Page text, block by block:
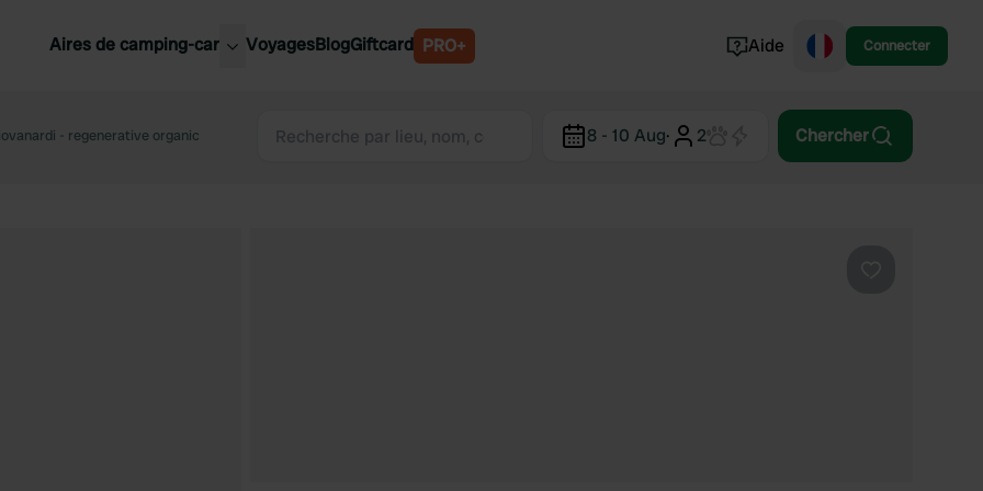
Aires de camping-car
Slovénie
VoyagesBlogGiftcard PRO+ Aide Connecter
- regenerative organic 8 - 10 Aug· 2 Chercher